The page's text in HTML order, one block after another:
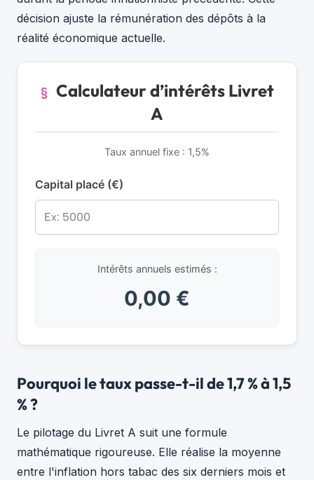
décision ajuste la rémunération des dépôts à la
réalité économique actuelle.
Calculateur d’intérêts Livret
A
Taux annuel fixe : 1,5%
Capital placé (€)
Intérêts annuels estimés :
0,00 €
Pourquoi le taux passe-t-il de 1,7 % à 1,5
% ?
Le pilotage du Livret A suit une formule
mathématique rigoureuse. Elle réalise la moyenne
entre l'inflation hors tabac des six derniers mois et